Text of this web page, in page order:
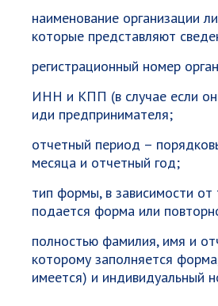
наименование организации
которые представляют
регистрационный номер
ИНН и КПП (в случае если он
иди предпринимателя;
отчетный период –
месяца и отчетный год;
тип формы, в зависимости от
подается форма или
полностью фамилия, имя и
которому заполняется
имеется) и индивидуальный